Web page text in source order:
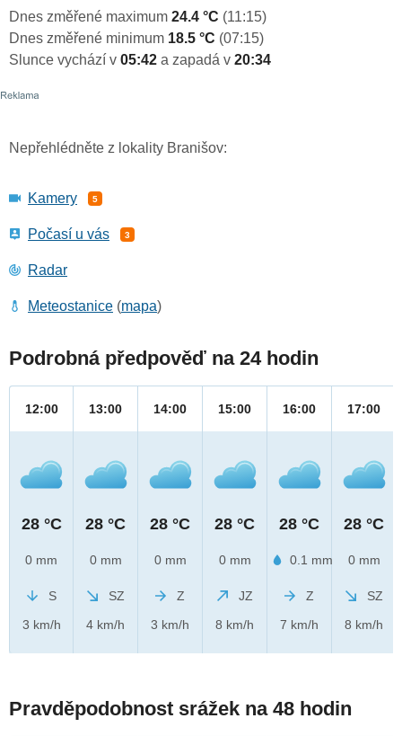
Dnes změřené maximum 24.4 °C (11:15)
Dnes změřené minimum 18.5 °C (07:15)
Slunce vychází v 05:42 a zapadá v 20:34
Nepřehlédněte z lokality Branišov:
Kamery 5
Počasí u vás 3
Radar
Meteostanice (mapa)
Podrobná předpověď na 24 hodin
12:00
28 °C
0 mm
S
3 km/h
13:00
28 °C
0 mm
SZ
4 km/h
14:00
28 °C
0 mm
Z
3 km/h
15:00
28 °C
0 mm
JZ
8 km/h
16:00
28 °C
0.1 mm
Z
7 km/h
17:00
28 °C
0 mm
SZ
8 km/h
Pravděpodobnost srážek na 48 hodin